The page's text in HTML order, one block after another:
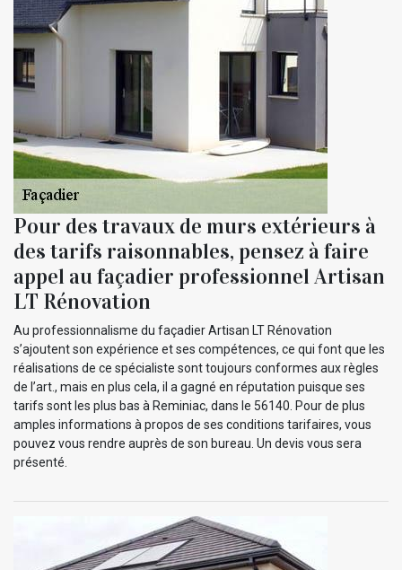
Pour des travaux de murs extérieurs à
des tarifs raisonnables, pensez à faire
appel au façadier professionnel Artisan
LT Rénovation
Au professionnalisme du façadier Artisan LT Rénovation
s’ajoutent son expérience et ses compétences, ce qui font que les
réalisations de ce spécialiste sont toujours conformes aux règles
de l’art., mais en plus cela, il a gagné en réputation puisque ses
tarifs sont les plus bas à Reminiac, dans le 56140. Pour de plus
amples informations à propos de ses conditions tarifaires, vous
pouvez vous rendre auprès de son bureau. Un devis vous sera
présenté.